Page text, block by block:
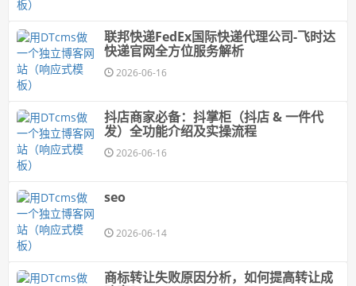
联邦快递FedEx国际快递代理公司-飞时达
快递官网全方位服务解析
2026-06-16
抖店商家必备：抖掌柜（抖店 & 一件代
发）全功能介绍及实操流程
2026-06-16
seo
2026-06-14
商标转让失败原因分析，如何提高转让成